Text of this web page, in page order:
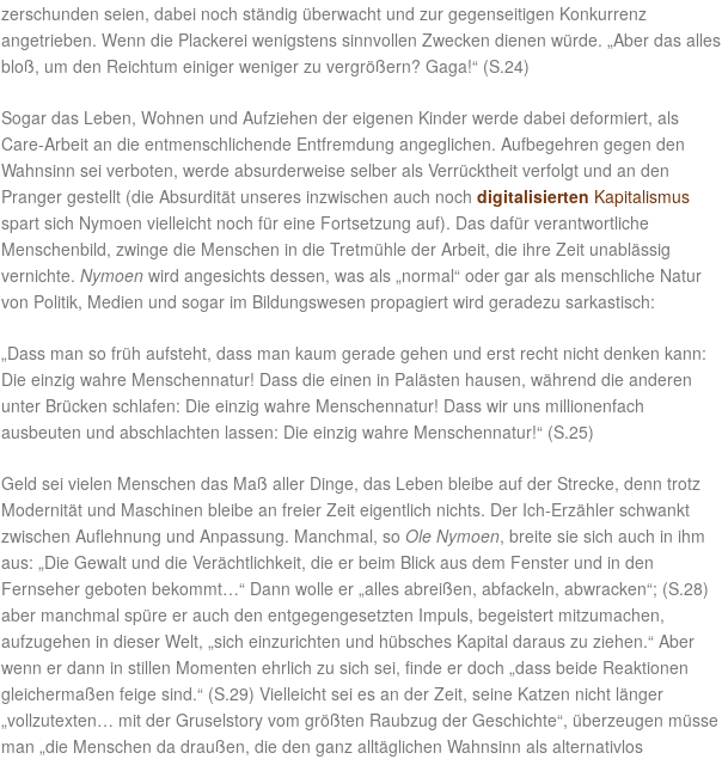
zerschunden seien, dabei noch ständig überwacht und zur gegenseitigen Konkurrenz
angetrieben. Wenn die Plackerei wenigstens sinnvollen Zwecken dienen würde. „Aber das alles
bloß, um den Reichtum einiger weniger zu vergrößern? Gaga!“ (S.24)
Sogar das Leben, Wohnen und Aufziehen der eigenen Kinder werde dabei deformiert, als
Care-Arbeit an die entmenschlichende Entfremdung angeglichen. Aufbegehren gegen den
Wahnsinn sei verboten, werde absurderweise selber als Verrücktheit verfolgt und an den
Pranger gestellt (die Absurdität unseres inzwischen auch noch digitalisierten Kapitalismus
spart sich Nymoen vielleicht noch für eine Fortsetzung auf). Das dafür verantwortliche
Menschenbild, zwinge die Menschen in die Tretmühle der Arbeit, die ihre Zeit unablässig
vernichte. Nymoen wird angesichts dessen, was als „normal“ oder gar als menschliche Natur
von Politik, Medien und sogar im Bildungswesen propagiert wird geradezu sarkastisch:
„Dass man so früh aufsteht, dass man kaum gerade gehen und erst recht nicht denken kann:
Die einzig wahre Menschennatur! Dass die einen in Palästen hausen, während die anderen
unter Brücken schlafen: Die einzig wahre Menschennatur! Dass wir uns millionenfach
ausbeuten und abschlachten lassen: Die einzig wahre Menschennatur!“ (S.25)
Geld sei vielen Menschen das Maß aller Dinge, das Leben bleibe auf der Strecke, denn trotz
Modernität und Maschinen bleibe an freier Zeit eigentlich nichts. Der Ich-Erzähler schwankt
zwischen Auflehnung und Anpassung. Manchmal, so Ole Nymoen, breite sie sich auch in ihm
aus: „Die Gewalt und die Verächtlichkeit, die er beim Blick aus dem Fenster und in den
Fernseher geboten bekommt…“ Dann wolle er „alles abreißen, abfackeln, abwracken“; (S.28)
aber manchmal spüre er auch den entgegengesetzten Impuls, begeistert mitzumachen,
aufzugehen in dieser Welt, „sich einzurichten und hübsches Kapital daraus zu ziehen.“ Aber
wenn er dann in stillen Momenten ehrlich zu sich sei, finde er doch „dass beide Reaktionen
gleichermaßen feige sind.“ (S.29) Vielleicht sei es an der Zeit, seine Katzen nicht länger
„vollzutexten… mit der Gruselstory vom größten Raubzug der Geschichte“, überzeugen müsse
man „die Menschen da draußen, die den ganz alltäglichen Wahnsinn als alternativlos